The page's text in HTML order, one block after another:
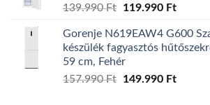
139.990Ft
Original
was:
139.990 Ft.
119.990 FtCurrent
is:
Gorenje N619EAW4 G600
készülék fagyasztós
59 cm, Fehér
157.990Ft
Original
149.990 FtCurrent